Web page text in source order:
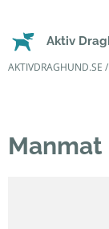
Aktiv
AKTIVDRAGHUND.SE
Manmat